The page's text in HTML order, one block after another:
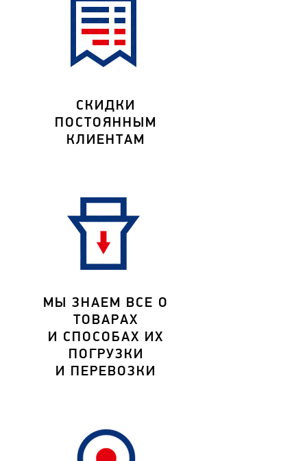
СКИДКИ
ПОСТОЯННЫМ
КЛИЕНТАМ
МЫ ЗНАЕМ ВСЕ О
ТОВАРАХ
И СПОСОБАХ ИХ
ПОГРУЗКИ
И ПЕРЕВОЗКИ